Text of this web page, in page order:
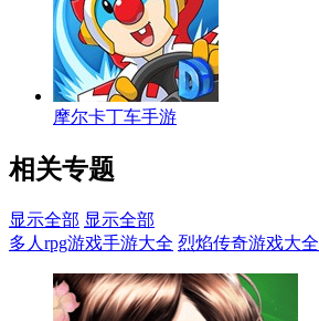
摩尔卡丁车手游
相关专题
显示全部 显示全部
多人rpg游戏手游大全 烈焰传奇游戏大全